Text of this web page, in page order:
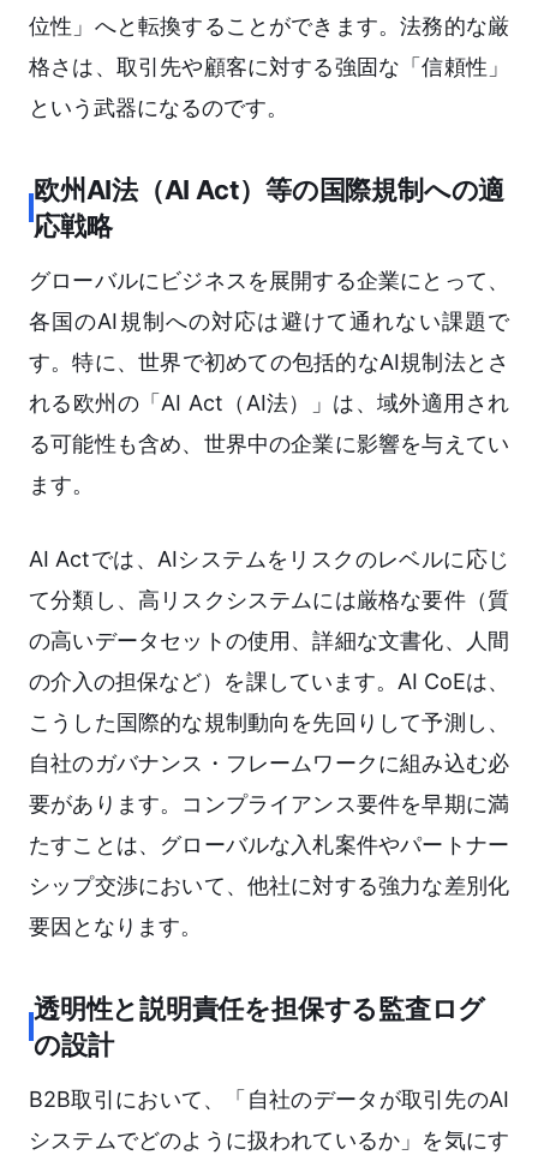
位性」へと転換することができます。法務的な厳
格さは、取引先や顧客に対する強固な「信頼性」
という武器になるのです。
欧州AI法（AI Act）等の国際規制への適
応戦略
グローバルにビジネスを展開する企業にとって、
各国のAI規制への対応は避けて通れない課題で
す。特に、世界で初めての包括的なAI規制法とさ
れる欧州の「AI Act（AI法）」は、域外適用され
る可能性も含め、世界中の企業に影響を与えてい
ます。
AI Actでは、AIシステムをリスクのレベルに応じ
て分類し、高リスクシステムには厳格な要件（質
の高いデータセットの使用、詳細な文書化、人間
の介入の担保など）を課しています。AI CoEは、
こうした国際的な規制動向を先回りして予測し、
自社のガバナンス・フレームワークに組み込む必
要があります。コンプライアンス要件を早期に満
たすことは、グローバルな入札案件やパートナー
シップ交渉において、他社に対する強力な差別化
要因となります。
透明性と説明責任を担保する監査ログ
の設計
B2B取引において、「自社のデータが取引先のAI
システムでどのように扱われているか」を気にす